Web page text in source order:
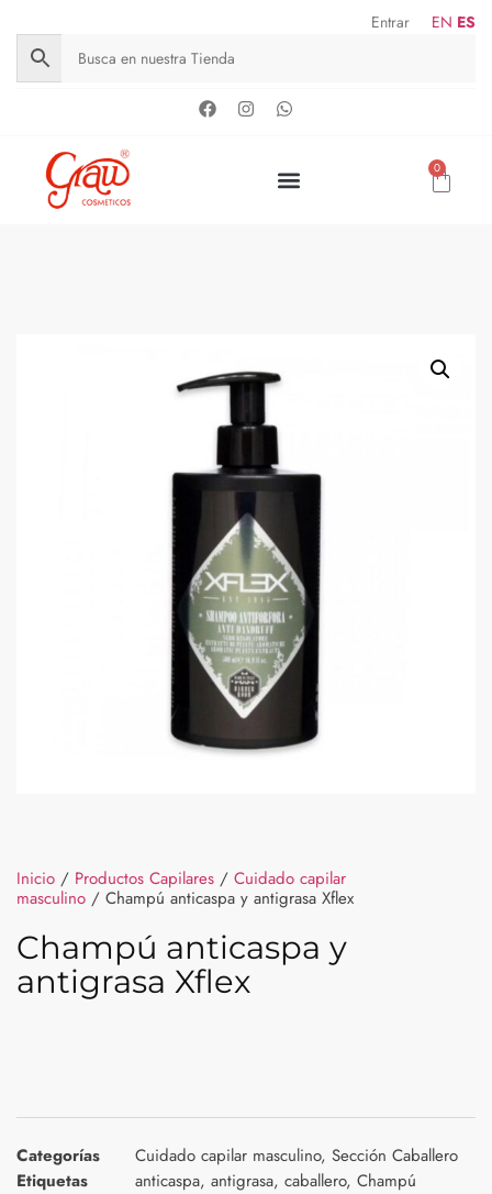
Entrar EN ES
0
Inicio / Productos Capilares / Cuidado capilar
masculino / Champú anticaspa y antigrasa Xflex
Champú anticaspa y
antigrasa Xflex
Categorías Cuidado capilar masculino, Sección Caballero
Etiquetas
anticaspa, antigrasa, caballero, Champú